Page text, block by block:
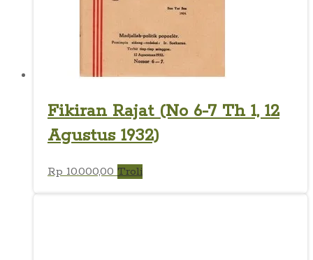
Fikiran Rajat (No 6-7 Th 1, 12
Agustus 1932)
Rp10.000,00 Troli